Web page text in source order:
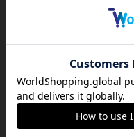
ヴォルフガング・クラマー
フリードマン・フリーゼ
クレメンス・フランツ